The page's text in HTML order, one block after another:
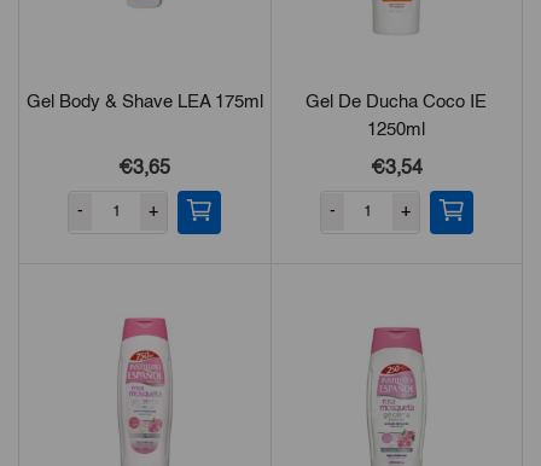
Gel Body & Shave LEA 175ml
€3,65
- +
Gel De Ducha Coco IE
1250ml
€3,54
- +